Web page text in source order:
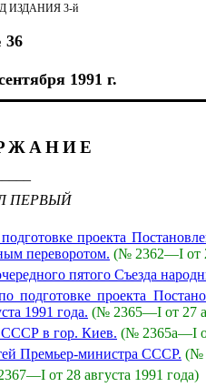
ИЗДАНИЯ 3-й
1991 г.
ПЕРВЫЙ
проекта
переворотом. (№ 2362—I от
пятого Съезда
проекта
1991 года. (№ 2365—I от 27
СССР в гор. Киев. (№ 2365а—I
Премьер-министра СССР. (№
от 28 августа 1991 года)